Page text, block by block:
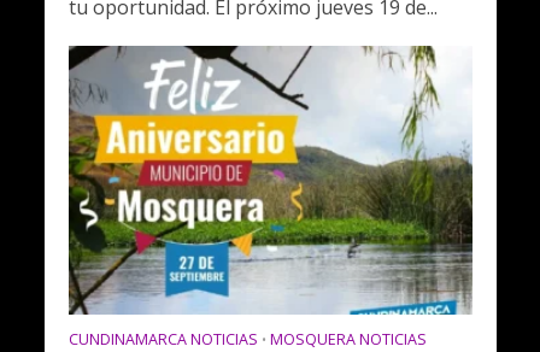
tu oportunidad. El próximo jueves 19 de...
CUNDINAMARCA NOTICIAS • MOSQUERA NOTICIAS